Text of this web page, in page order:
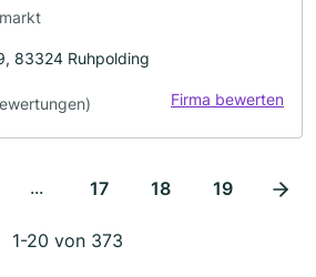
83324 Ruhpolding
Firma bewerten
... 17 18 19
1-20 von 373